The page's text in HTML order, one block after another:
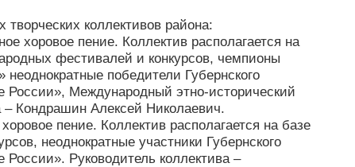
коллективов района:
хоровое пение. Коллектив располагается на
фестивалей и конкурсов, чемпионы
победители Губернского
России», Международный этно-исторический
Кондрашин Алексей Николаевич.
пение. Коллектив располагается на базе
неоднократные участники Губернского
Руководитель коллектива –